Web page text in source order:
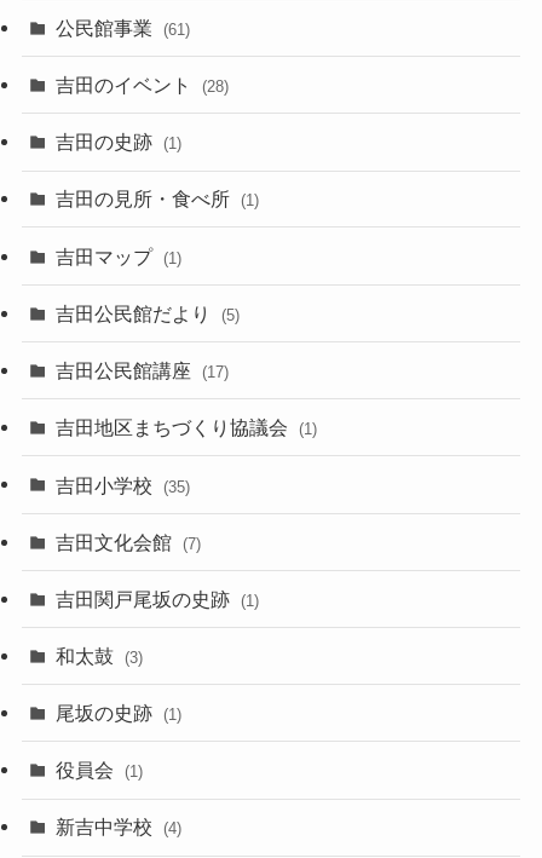
公民館事業 (61)
吉田のイベント (28)
吉田の史跡 (1)
吉田の見所・食べ所 (1)
吉田マップ (1)
吉田公民館だより (5)
吉田公民館講座 (17)
吉田地区まちづくり協議会 (1)
吉田小学校 (35)
吉田文化会館 (7)
吉田関戸尾坂の史跡 (1)
和太鼓 (3)
尾坂の史跡 (1)
役員会 (1)
新吉中学校 (4)